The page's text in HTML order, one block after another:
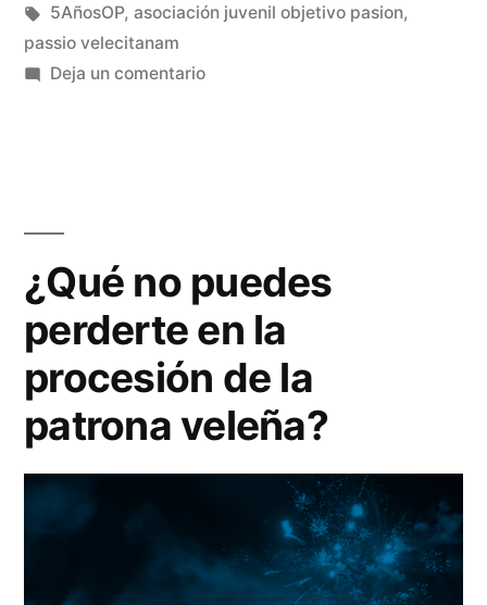
en
Etiquetas:
5AñosOP, asociación juvenil objetivo pasion,
passio velecitanam
Deja un comentarioen
¿Qué no puedes
perderte en la
procesión de la
patrona veleña?